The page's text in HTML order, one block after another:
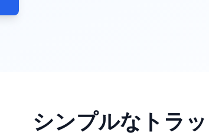
シンプルなトラ